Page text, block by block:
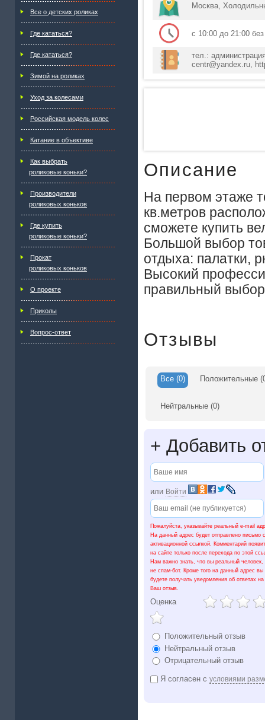
Все о детских роликах
Где кататься?
Где кататься?
Зимой на роликах
Уход за колесами
Российская модель колес
Катание в объективе
Как выбрать
роликовые коньки?
Производители
роликовых коньков
Где купить
роликовые коньки?
Прокат
роликовых коньков
О проекте
Приколы
Вопрос-ответ
Москва,
с 10:00 до 21:00
тел.:
centr@yandex.ru,
Описание
На первом этаже
кв.метров
сможете купить
Большой выбор
отдыха: палатки,
Высокий
правильный
Отзывы
Все (0) Положительные
Нейтральные(0)
+ Добавить
или Войти
Пожалуйста, указывайте реальный e-mail
На данный адрес будет отправлено письмо с
активационной ссылкой. Комментарий
на сайте только после перехода по этой
Нам важно знать, что вы реальный человек,
не спам-бот. Кроме того на данный адрес вы
будете получать уведомления об ответах на
Ваш отзыв.
Оценка
Положительный отзыв
Нейтральный отзыв
Отрицательный отзыв
Я согласен с условиями